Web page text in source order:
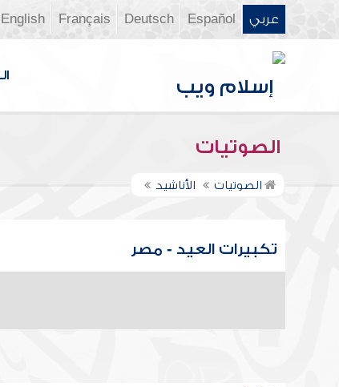
عربي Español
Deutsch
Français
English
الصوتيات
الصوتيات الأناشيد
تكبيرات العيد - مصر